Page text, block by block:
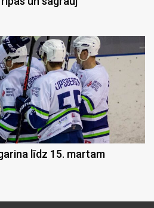
līdz 15. martam